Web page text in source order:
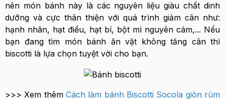
nên món bánh này là các nguyên liệu giàu chất dinh
dưỡng và cực thân thiện với quá trình giảm cân như:
hạnh nhân, hạt điều, hạt bí, bột mì nguyên cám,... Nếu
bạn đang tìm món bánh ăn vặt không tăng cân thì
biscotti là lựa chọn tuyệt vời cho bạn.
>>> Xem thêm Cách làm bánh Biscotti Socola giòn rùm